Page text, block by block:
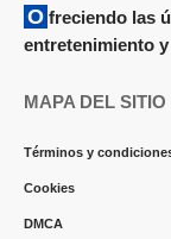
Ofreciendo las últimas actualizaciones y noticias sobre
entretenimiento
MAPA DEL SITIO
Términos y
Cookies
DMCA